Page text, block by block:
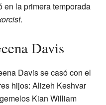
en la primera temporada
.
Davis
Davis se casó con el
hijos: Alizeh Keshvar
Kian William